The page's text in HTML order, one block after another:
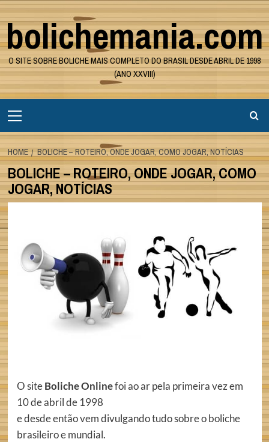
Skip
to
content
bolichemania.com
O SITE SOBRE BOLICHE MAIS COMPLETO DO BRASIL DESDE ABRIL DE 1998
(ANO XXVIII)
Menu
HOME BOLICHE – ROTEIRO, ONDE JOGAR, COMO JOGAR, NOTÍCIAS
BOLICHE – ROTEIRO, ONDE JOGAR, COMO
JOGAR, NOTÍCIAS
O siteBoliche Onlinefoi ao ar pela primeira vez em
10 de abril de 1998
e desde então vem divulgando tudo sobre o boliche
brasileiro e mundial.